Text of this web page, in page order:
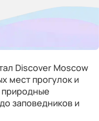
Discover Moscow
мест прогулок и
природные
заповедников и